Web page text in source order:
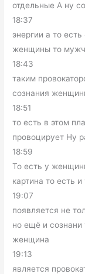
отдельные А ну
18:37
энергии а то
женщины то
18:43
таким
сознания
18:51
то есть в этом
провоцирует Ну
18:59
То есть у
картина то есть и
19:07
появляется не
но ещё и
женщина
19:13
является